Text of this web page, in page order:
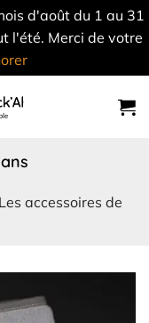
d'août du 1 au 31
l'été. Merci de votre
Les accessoires de